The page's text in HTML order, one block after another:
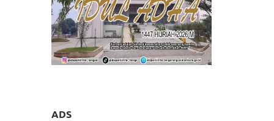
ADS